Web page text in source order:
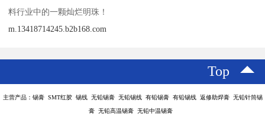
料行业中的一颗灿烂明珠！
m.13418714245.b2b168.com
Top
主营产品：锡膏 SMT红胶 锡线 无铅锡膏 无铅锡线 有铅锡膏 有铅锡线 返修助焊膏 无铅针筒锡
膏 无铅高温锡膏 无铅中温锡膏